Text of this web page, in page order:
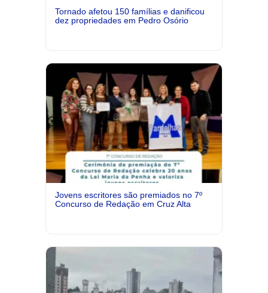
Tornado afetou 150 famílias e danificou
dez propriedades em Pedro Osório
Jovens escritores são premiados no 7º
Concurso de Redação em Cruz Alta